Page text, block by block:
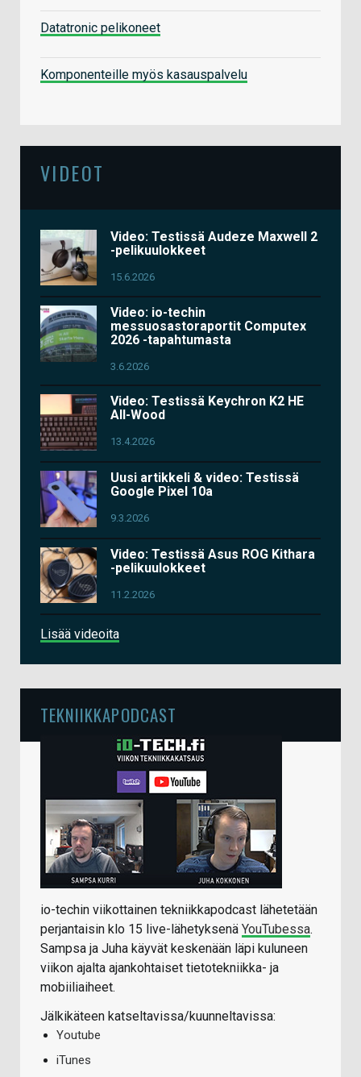
Datatronic pelikoneet
Komponenteille myös kasauspalvelu
VIDEOT
Video: Testissä Audeze Maxwell 2
-pelikuulokkeet
15.6.2026
Video: io-techin
messuosastoraportit Computex
2026 -tapahtumasta
3.6.2026
Video: Testissä Keychron K2 HE
All-Wood
13.4.2026
Uusi artikkeli & video: Testissä
Google Pixel 10a
9.3.2026
Video: Testissä Asus ROG Kithara
-pelikuulokkeet
11.2.2026
Lisää videoita
TEKNIIKKAPODCAST
io-techin viikottainen tekniikkapodcast lähetetään
perjantaisin klo 15 live-lähetyksenä YouTubessa.
Sampsa ja Juha käyvät keskenään läpi kuluneen
viikon ajalta ajankohtaiset tietotekniikka- ja
mobiiliaiheet.
Jälkikäteen katseltavissa/kuunneltavissa:
Youtube
iTunes